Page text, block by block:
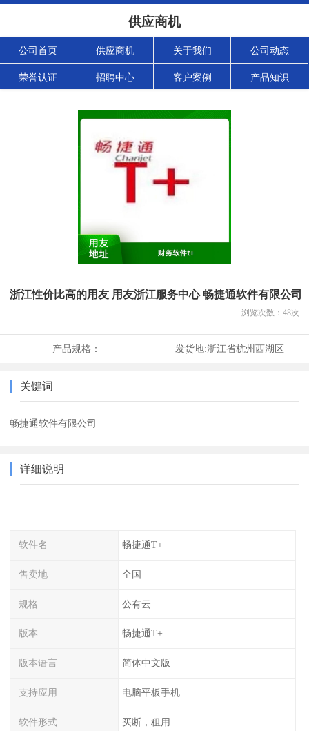
供应商机
公司首页 供应商机 关于我们 公司动态
荣誉认证 招聘中心 客户案例 产品知识
浙江性价比高的用友 用友浙江服务中心 畅捷通软件有限公司
浏览次数： 48次
产品规格： 发货地:浙江省杭州西湖区
关键词
畅捷通软件有限公司
详细说明
软件名 畅捷通T+
售卖地 全国
规格 公有云
版本 畅捷通T+
版本语言 简体中文版
支持应用 电脑平板手机
软件形式 买断，租用